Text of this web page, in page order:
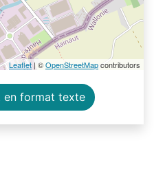
Leaflet | ©OpenStreetMapcontributors
en format texte